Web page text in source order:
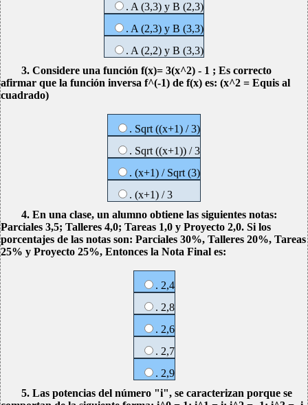
. A (3,3) y B (2,3)
. A (2,3) y B (3,3)
. A (2,2) y B (3,3)
3. Considere una función f(x)= 3(x^2) - 1 ; Es correcto
afirmar que la función inversa f^(-1) de f(x) es: (x^2 = Equis al
cuadrado)
. Sqrt ((x+1) / 3)
. Sqrt ((x+1)) / 3
. (x+1) / Sqrt (3)
. (x+1) / 3
4. En una clase, un alumno obtiene las siguientes notas:
Parciales 3,5; Talleres 4,0; Tareas 1,0 y Proyecto 2,0. Si los
porcentajes de las notas son: Parciales 30%, Talleres 20%, Tareas
25% y Proyecto 25%, Entonces la Nota Final es:
. 2,4
. 2,8
. 2,6
. 2,7
. 2,9
5. Las potencias del número "i", se caracterizan porque se